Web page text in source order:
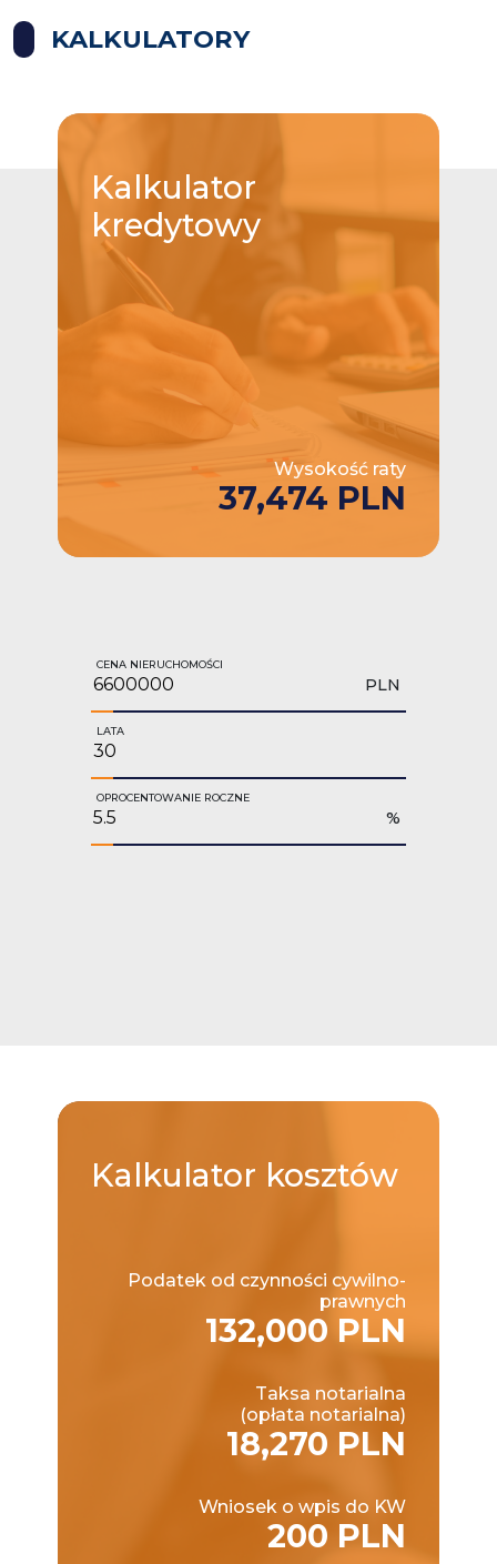
KALKULATORY
Kalkulator
kredytowy
Wysokość raty
37,474 PLN
CENA NIERUCHOMOŚCI
PLN
LATA
OPROCENTOWANIE ROCZNE
%
Kalkulator kosztów
Podatek od czynności cywilno-
prawnych
132,000 PLN
Taksa notarialna
(opłata notarialna)
18,270 PLN
Wniosek o wpis do KW
200 PLN